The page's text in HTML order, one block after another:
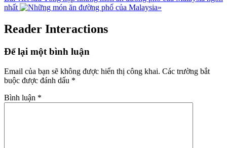
nhất
»
Reader Interactions
Để lại một bình luận
Email của bạn sẽ không được hiển thị công khai. Các trường bắt
buộc được đánh dấu *
Bình luận *